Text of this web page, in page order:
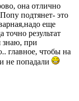
она отлично
подтянет- это
еще
точно результат
знаю, при
главное, чтобы на
не попадали